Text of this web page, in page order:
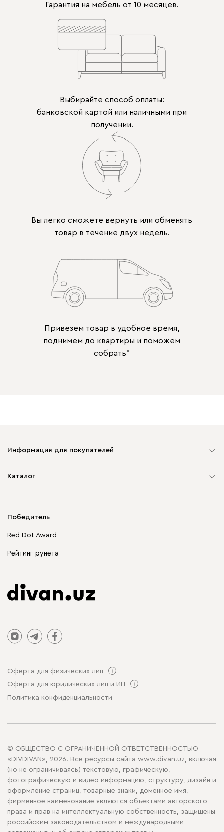
Гарантия на мебель от 10 месяцев.
Выбирайте способ оплаты:
банковской картой или наличными при
получении.
Вы легко сможете вернуть или обменять
товар в течение двух недель.
Привезем товар в удобное время,
поднимем до квартиры и поможем
собрать*
Информация для покупателей
Каталог
Корпусная мебель
Столы и стулья
Победитель
Red Dot Award
Рейтинг рунета
Оферта для физических лиц
Оферта для юридических лиц и ИП
Политика конфиденциальности
© ОБЩЕСТВО С ОГРАНИЧЕННОЙ ОТВЕТСТВЕННОСТЬЮ
«DIVDIVAN», 2026. Все ресурсы сайта www.divan.uz, включая
(но не ограничиваясь) текстовую, графическую,
фотографическую и видео информацию, структуру, дизайн и
оформление страниц, товарные знаки, доменное имя,
фирменное наименование являются объектами авторского
права и прав на интеллектуальную собственность, защищены
российским законодательством и международными